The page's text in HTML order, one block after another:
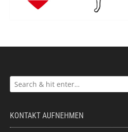
KONTAKT AUFNEHMEN